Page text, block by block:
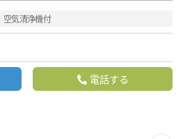
空気清浄機付
電話する